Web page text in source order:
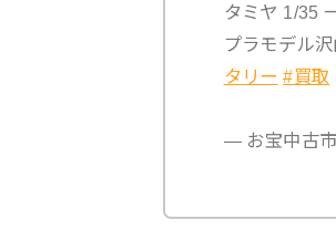
タミヤ 1/35
プラモデル
タリー #買取
— お宝中古